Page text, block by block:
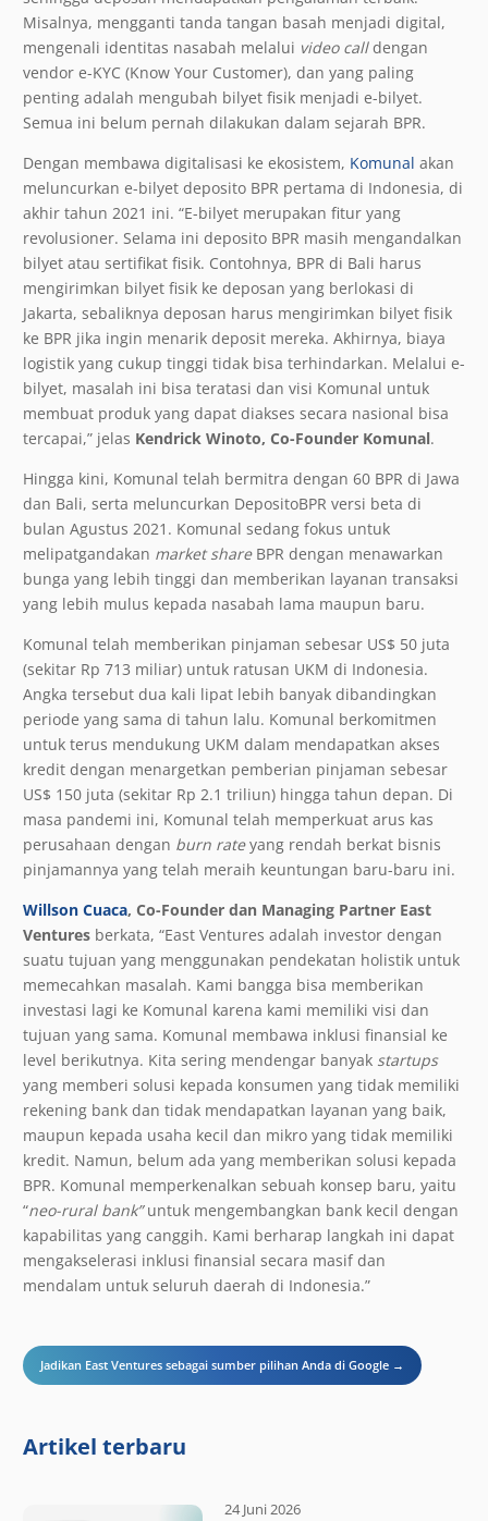
Misalnya, mengganti tanda tangan basah menjadi digital,
mengenali identitas nasabah melalui video calldengan
vendor e-KYC (Know Your Customer), dan yang paling
penting adalah mengubah bilyet fisik menjadi e-bilyet.
Semua ini belum pernah dilakukan dalam sejarah BPR.
Dengan membawa digitalisasi ke ekosistem, Komunal akan
meluncurkan e-bilyet deposito BPR pertama di Indonesia, di
akhir tahun 2021 ini. “E-bilyet merupakan fitur yang
revolusioner. Selama ini deposito BPR masih mengandalkan
bilyet atau sertifikat fisik. Contohnya, BPR di Bali harus
mengirimkan bilyet fisik ke deposan yang berlokasi di
Jakarta, sebaliknya deposan harus mengirimkan bilyet fisik
ke BPR jika ingin menarik deposit mereka. Akhirnya, biaya
logistik yang cukup tinggi tidak bisa terhindarkan. Melalui e-
bilyet, masalah ini bisa teratasi dan visi Komunal untuk
membuat produk yang dapat diakses secara nasional bisa
tercapai,” jelas Kendrick Winoto, Co-Founder Komunal.
Hingga kini, Komunal telah bermitra dengan 60 BPR di Jawa
dan Bali, serta meluncurkan DepositoBPR versi beta di
bulan Agustus 2021. Komunal sedang fokus untuk
melipatgandakan market share BPR dengan menawarkan
bunga yang lebih tinggi dan memberikan layanan transaksi
yang lebih mulus kepada nasabah lama maupun baru.
Komunal telah memberikan pinjaman sebesar US$ 50 juta
(sekitar Rp 713 miliar) untuk ratusan UKM di Indonesia.
Angka tersebut dua kali lipat lebih banyak dibandingkan
periode yang sama di tahun lalu. Komunal berkomitmen
untuk terus mendukung UKM dalam mendapatkan akses
kredit dengan menargetkan pemberian pinjaman sebesar
US$ 150 juta (sekitar Rp 2.1 triliun) hingga tahun depan. Di
masa pandemi ini, Komunal telah memperkuat arus kas
perusahaan dengan burn rateyang rendah berkat bisnis
pinjamannya yang telah meraih keuntungan baru-baru ini.
Willson Cuaca, Co-Founder dan Managing Partner East
Ventures berkata, “East Ventures adalah investor dengan
suatu tujuan yang menggunakan pendekatan holistik untuk
memecahkan masalah. Kami bangga bisa memberikan
investasi lagi ke Komunal karena kami memiliki visi dan
tujuan yang sama. Komunal membawa inklusi finansial ke
level berikutnya. Kita sering mendengar banyak startups
yang memberi solusi kepada konsumen yang tidak memiliki
rekening bank dan tidak mendapatkan layanan yang baik,
maupun kepada usaha kecil dan mikro yang tidak memiliki
kredit. Namun, belum ada yang memberikan solusi kepada
BPR. Komunal memperkenalkan sebuah konsep baru, yaitu
“neo-rural bank”untuk mengembangkan bank kecil dengan
kapabilitas yang canggih. Kami berharap langkah ini dapat
mengakselerasi inklusi finansial secara masif dan
mendalam untuk seluruh daerah di Indonesia.”
Jadikan East Ventures sebagai sumber pilihan Anda di Google →
Artikel terbaru
24 Juni 2026